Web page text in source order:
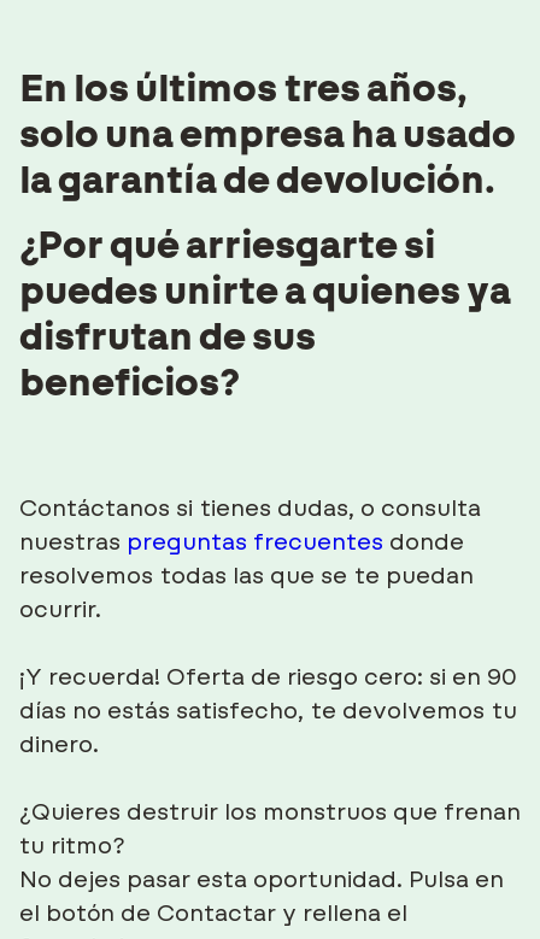
En los últimos tres años,
solo una empresa ha usado
la garantía de devolución.
¿Por qué arriesgarte si
puedes unirte a quienes ya
disfrutan de sus
beneficios?
Contáctanos si tienes dudas, o consulta
nuestras preguntas frecuentes donde
resolvemos todas las que se te puedan
ocurrir.
¡Y recuerda! Oferta de riesgo cero: si en 90
días no estás satisfecho, te devolvemos tu
dinero.
¿Quieres destruir los monstruos que frenan
tu ritmo?
No dejes pasar esta oportunidad. Pulsa en
el botón de Contactar y rellena el